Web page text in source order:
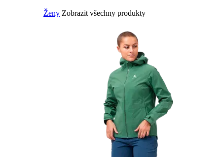
Ženy Zobrazit všechny produkty